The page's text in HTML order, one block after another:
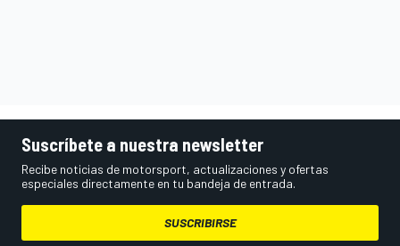
Suscríbete a nuestra newsletter
Recibe noticias de motorsport, actualizaciones y ofertas
especiales directamente en tu bandeja de entrada.
SUSCRIBIRSE